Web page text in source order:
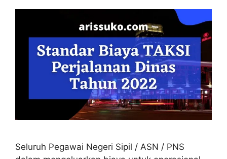
Seluruh Pegawai Negeri Sipil / ASN / PNS